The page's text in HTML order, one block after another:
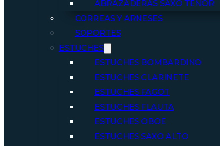
ABRAZADERAS SAXO TENOR
CORREAS Y ARNESES
SOPORTES
ESTUCHES
ESTUCHES BOMBARDINO
ESTUCHES CLARINETE
ESTUCHES FAGOT
ESTUCHES FLAUTA
ESTUCHES OBOE
ESTUCHES SAXO ALTO